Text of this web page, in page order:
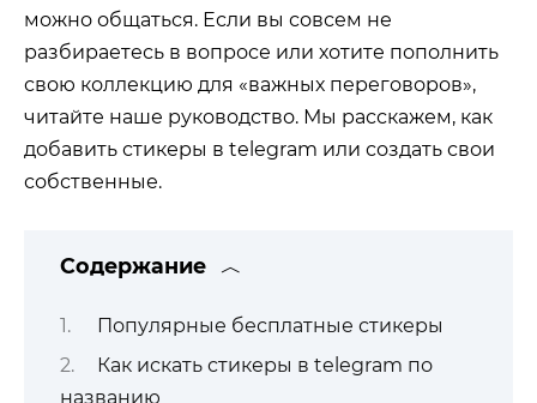
можно общаться. Если вы совсем не
разбираетесь в вопросе или хотите пополнить
свою коллекцию для «важных переговоров»,
читайте наше руководство. Мы расскажем, как
добавить стикеры в telegram или создать свои
собственные.
Содержание
Популярные бесплатные стикеры
Как искать стикеры в telegram по
названию